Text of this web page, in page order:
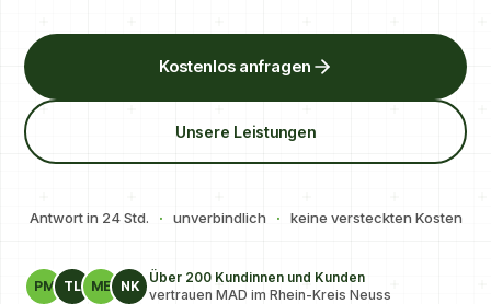
Kostenlos anfragen
Unsere Leistungen
Antwort in 24 Std. · unverbindlich · keine versteckten Kosten
PM TL ME NK
Über 200 Kundinnen und Kunden
vertrauen MAD im Rhein-Kreis Neuss